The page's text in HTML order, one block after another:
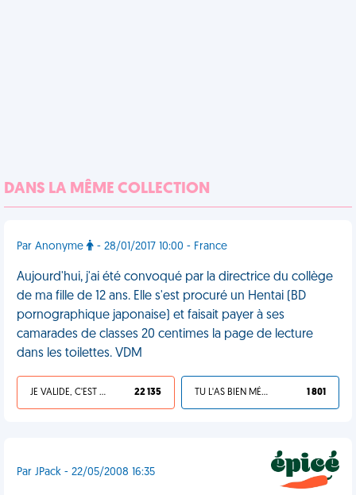
DANS LA MÊME COLLECTION
Par Anonyme - 28/01/2017 10:00 - France
Aujourd'hui, j'ai été convoqué par la directrice du collège
de ma fille de 12 ans. Elle s'est procuré un Hentai (BD
pornographique japonaise) et faisait payer à ses
camarades de classes 20 centimes la page de lecture
dans les toilettes. VDM
JE VALIDE, C'EST UNE VDM 22 135 TU L'AS BIEN MÉRITÉ 1 801
Par JPack - 22/05/2008 16:35